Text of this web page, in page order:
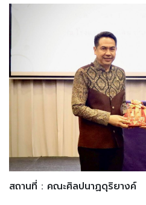
สถานที่ : คณะศิลปนาฏดุริยางค์